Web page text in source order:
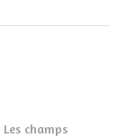
Les champs